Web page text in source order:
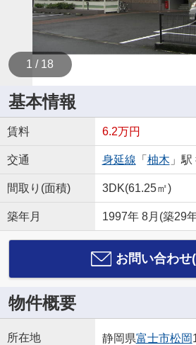
1 / 18
基本情報
賃料 6.2万円
交通 身延線 「 柚木 」
間取り(面積) 3DK(61.25㎡)
築年月 1997年 8月(築29
お問い合わせ
物件概要
所在地 静岡県富士市松岡